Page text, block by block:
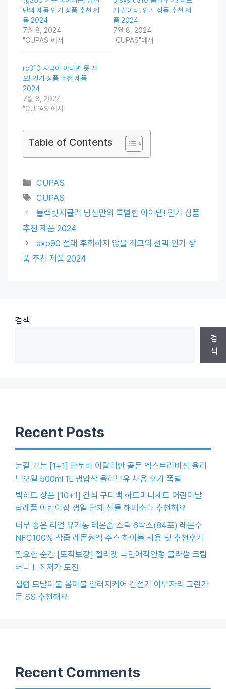
만의 제품 인기 상품 추천 제
품 2024
7월 8, 2024
"CUPAS"에서
게 잡아라! 인기 상품 추천 제
품 2024
7월 8, 2024
"CUPAS"에서
rc310 지금이 아니면 못 사
요! 인기 상품 추천 제품
2024
7월 8, 2024
"CUPAS"에서
Table of Contents
Categories
CUPAS
Tags
CUPAS
블랙릿지쿨러 당신만의 특별한 아이템! 인기 상품
추천 제품 2024
axp90 절대 후회하지 않을 최고의 선택 인기 상
품 추천 제품 2024
검색
검
색
Recent Posts
눈길 끄는 [1+1] 만토바 이탈리안 골든 엑스트라버진 올리
브오일 500ml 1L 냉압착 올리브유 사용 후기 폭발
빅히트 상품 [10+1] 간식 구디백 하트미니세트 어린이날
답례품 어린이집 생일 단체 선물 해피소마 추천해요
너무 좋은 리얼 유기농 레몬즙 스틱 6박스(84포) 레몬수
NFC100% 착즙 레몬원액 주스 하이볼 사용 및 추천후기
필요한 순간 [도착보장] 젤리캣 국민애착인형 블라썸 크림
버니 L 최저가 도전
셀럽 모달이불 봄이불 알러지케어 간절기 이부자리 그린가
든 SS 추천해요
Recent Comments